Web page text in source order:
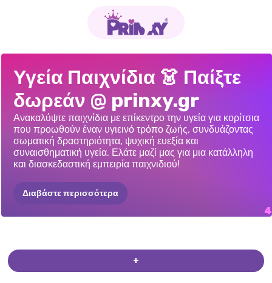
ΚΟΛΛΗΜΈΝΗ
ΣΤΟ
ΣΠΊΤΙ
ΑΣΦΑΛΉΣ
ΚΑΙ
ΥΓΙΉΣ
ΜΕ
ELLIE
EMERGENCY
ROOM
ΤΗΣ
ΜΙΡΟΎΝΑ:
ΚΤΗΝΊΑΤΡΟΣ
Υγεία Παιχνίδια 👗 Παίξτε
δωρεάν @ prinxy.gr
Ανακαλύψτε παιχνίδια με επίκεντρο την υγεία για κορίτσια
που προωθούν έναν υγιεινό τρόπο ζωής, συνδυάζοντας
σωματική δραστηριότητα, ψυχική ευεξία και
συναισθηματική υγεία. Ελάτε μαζί μας για μια κατάλληλη
και διασκεδαστική εμπειρία παιχνιδιού!
Διαβάστε περισσότερα
+